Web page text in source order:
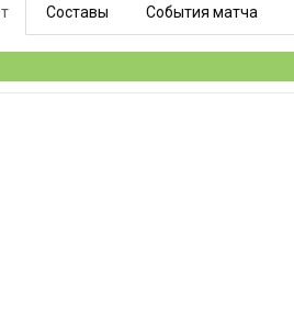
Составы События матча